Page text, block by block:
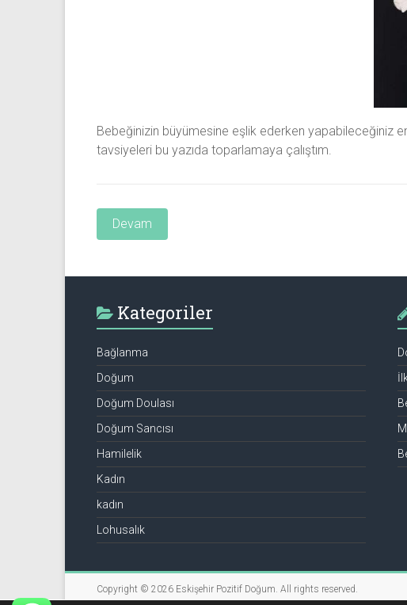
Bebeğinizin büyümesine eşlik ederken yapabileceğiniz
tavsiyeleri bu yazıda toparlamaya çalıştım.
Devam
Kategoriler
Bağlanma
Doğum
Doğum Doulası
Doğum Sancısı
Hamilelik
Kadın
kadın
Lohusalık
Copyright © 2026 Eskişehir Pozitif Doğum . All rights reserved.